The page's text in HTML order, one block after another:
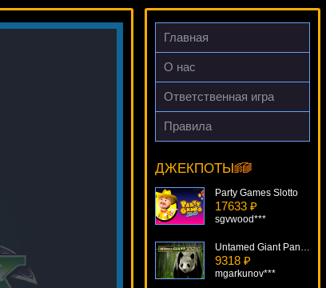
Главная
О нас
Ответственная игра
Правила
ДЖЕКПОТЫ
Sun Wukong
superman***
Party Games Slotto
17633 ₽
sgvwood***
Untamed Giant Panda
9318 ₽
mgarkunov***